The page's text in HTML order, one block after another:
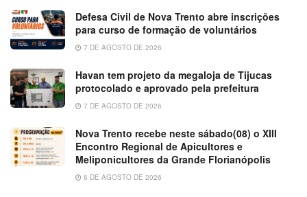
Defesa Civil de Nova Trento abre inscrições
para curso de formação de voluntários
7 DE AGOSTO DE 2026
Havan tem projeto da megaloja de Tijucas
protocolado e aprovado pela prefeitura
7 DE AGOSTO DE 2026
Nova Trento recebe neste sábado(08) o XIII
Encontro Regional de Apicultores e
Meliponicultores da Grande Florianópolis
6 DE AGOSTO DE 2026